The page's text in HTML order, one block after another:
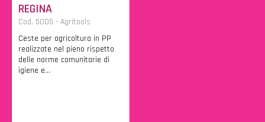
REGINA
Cod. 5005 - Agritools
Ceste per agricoltura in PP
realizzate nel pieno rispetto
delle norme comunitarie di
igiene e...